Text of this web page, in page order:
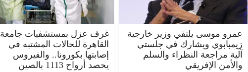
عمرو موسى يلتقي وزير خارجية
زيمبابوي ويشارك في جلستي
آلية مراجعة النظراء والسلم
والأمن الإفريقي
غرف عزل بمستشفيات جامعة
القاهرة للحالات المشتبه في
إصابتها بكورونا.. والفيروس
يحصد أرواح 1113 بالصين